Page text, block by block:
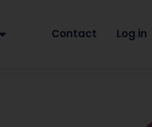
Contact Log in